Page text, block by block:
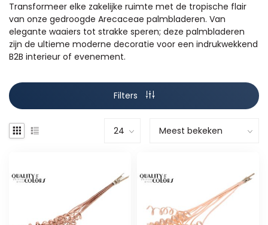
Transformeer elke zakelijke ruimte met de tropische flair
van onze gedroogde Arecaceae palmbladeren. Van
elegante waaiers tot strakke speren; deze palmbladeren
zijn de ultieme moderne decoratie voor een indrukwekkend
B2B interieur of evenement.
Filters